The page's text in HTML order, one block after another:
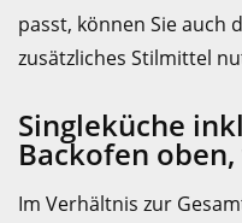
passt, können Sie auch
zusätzliches Stilmittel
Singleküche
Backofen
Im Verhältnis zur